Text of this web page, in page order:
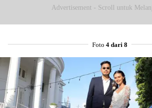
Advertisement - Scroll untuk
Foto 4 dari 8